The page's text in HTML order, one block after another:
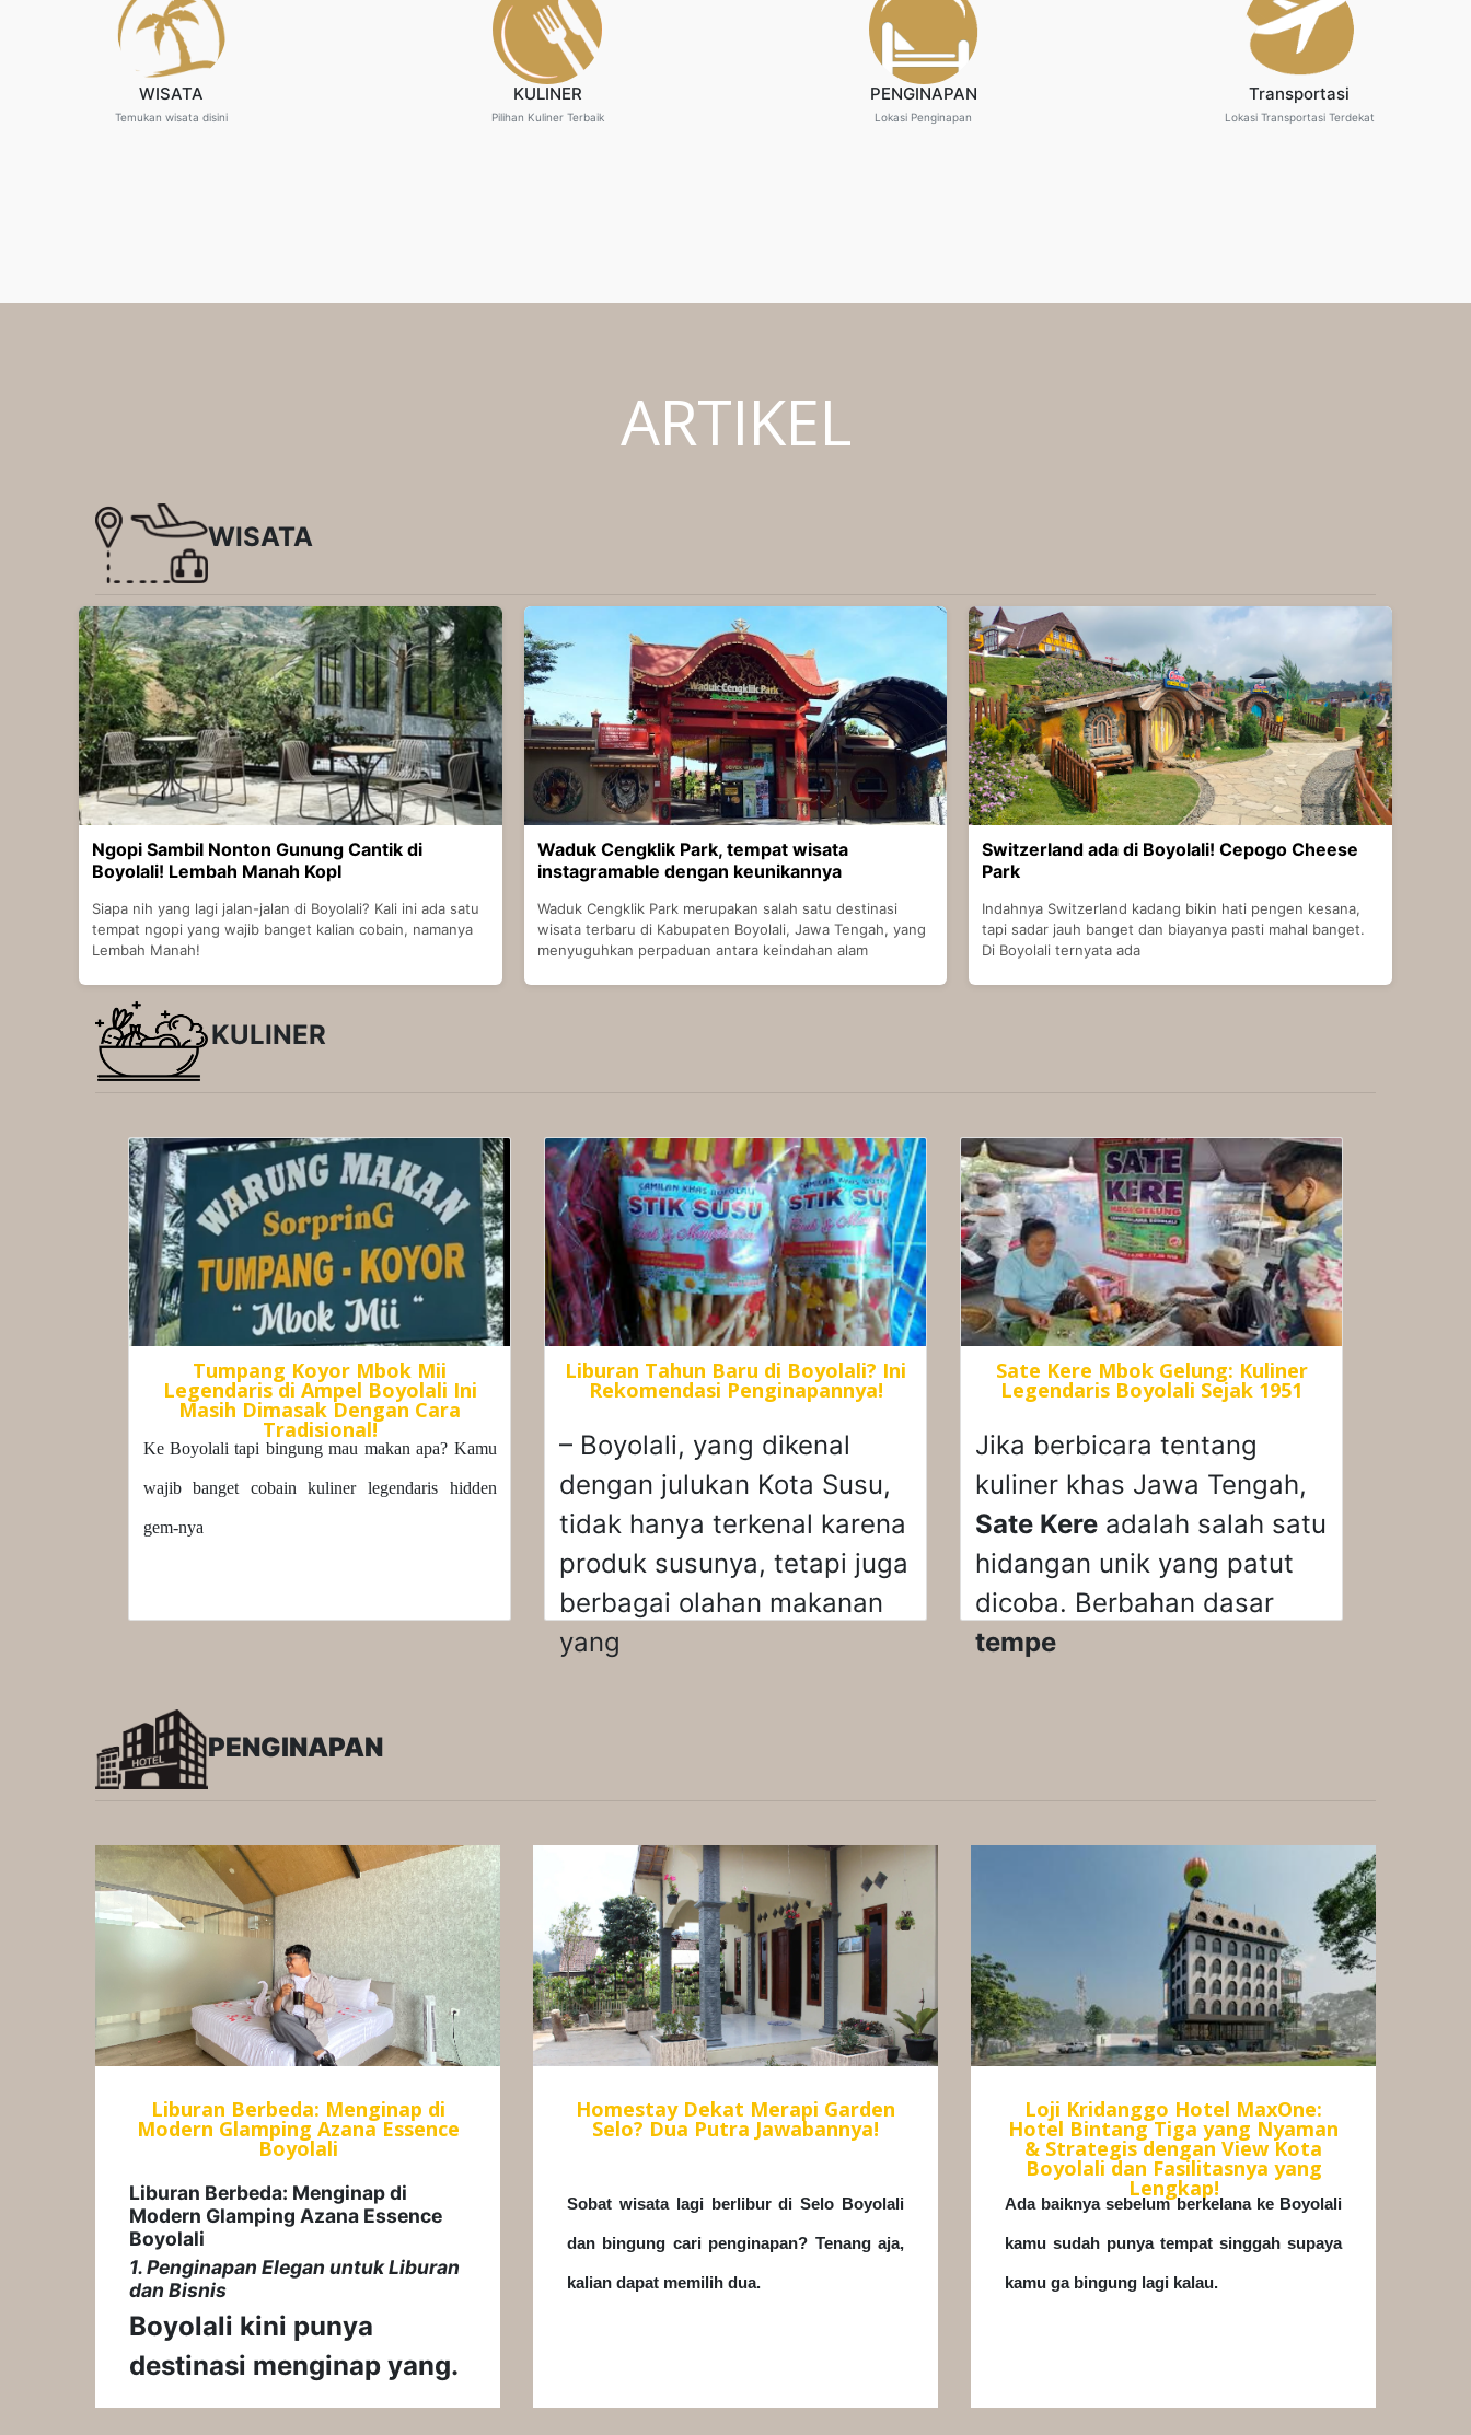
WISATA
Temukan wisata disini
KULINER
Pilihan Kuliner Terbaik
PENGINAPAN
Lokasi Penginapan
Transportasi
Lokasi Transportasi Terdekat
ARTIKEL
WISATA
Ngopi Sambil Nonton Gunung Cantik di
Boyolali! Lembah Manah KopI
Siapa nih yang lagi jalan-jalan di Boyolali? Kali ini ada satu
tempat ngopi yang wajib banget kalian cobain, namanya
Lembah Manah!
Waduk Cengklik Park, tempat wisata
instagramable dengan keunikannya
Waduk Cengklik Park merupakan salah satu destinasi
wisata terbaru di Kabupaten Boyolali, Jawa Tengah, yang
menyuguhkan perpaduan antara keindahan alam
Switzerland ada di Boyolali! Cepogo Cheese
Park
Indahnya Switzerland kadang bikin hati pengen kesana,
tapi sadar jauh banget dan biayanya pasti mahal banget.
Di Boyolali ternyata ada
KULINER
Tumpang Koyor Mbok Mii
Legendaris di Ampel Boyolali Ini
Masih Dimasak Dengan Cara
Tradisional!
Ke Boyolali tapi bingung mau makan apa? Kamu
wajib banget cobain kuliner legendaris hidden
gem-nya
Liburan Tahun Baru di Boyolali? Ini
Rekomendasi Penginapannya!
– Boyolali, yang dikenal
dengan julukan Kota Susu,
tidak hanya terkenal karena
produk susunya, tetapi juga
berbagai olahan makanan
yang
Sate Kere Mbok Gelung: Kuliner
Legendaris Boyolali Sejak 1951
Jika berbicara tentang
kuliner khas Jawa Tengah,
Sate Kereadalah salah satu
hidangan unik yang patut
dicoba. Berbahan dasar
tempe
PENGINAPAN
Liburan Berbeda: Menginap di
Modern Glamping Azana Essence
Boyolali
Liburan Berbeda: Menginap di
Modern Glamping Azana Essence
Boyolali
1. Penginapan Elegan untuk Liburan
dan Bisnis
Boyolali kini punya
destinasi menginap yang.
Homestay Dekat Merapi Garden
Selo? Dua Putra Jawabannya!
Sobat wisata lagi berlibur di Selo Boyolali
dan bingung cari penginapan? Tenang aja,
kalian dapat memilih dua.
Loji Kridanggo Hotel MaxOne:
Hotel Bintang Tiga yang Nyaman
& Strategis dengan View Kota
Boyolali dan Fasilitasnya yang
Lengkap!
Ada baiknya sebelum berkelana ke Boyolali
kamu sudah punya tempat singgah supaya
kamu ga bingung lagi kalau.